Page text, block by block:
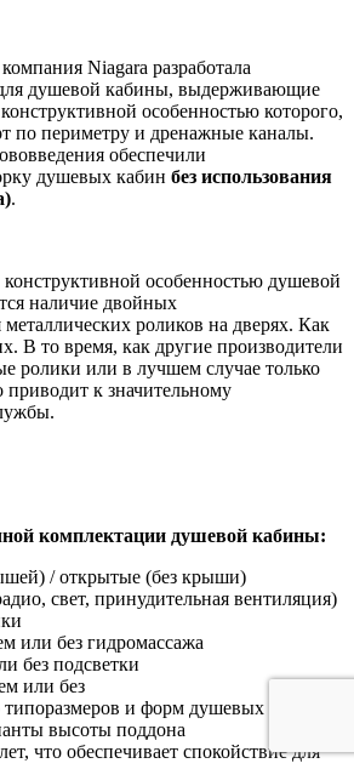
Niagara разработала
душевой кабины, выдерживающие
особенностью которого,
по периметру и дренажные каналы.
обеспечили
душевых кабин без использования
.
особенностью душевой
наличие двойных
роликов на дверях. Как
В то время, как другие производители
ролики или в лучшем случае только
к значительному
комплектации душевой кабины:
/ открытые (без крыши)
свет, принудительная вентиляция)
или без гидромассажа
без подсветки
или без
и форм душевых кабин
высоты поддона
что обеспечивает спокойствие для